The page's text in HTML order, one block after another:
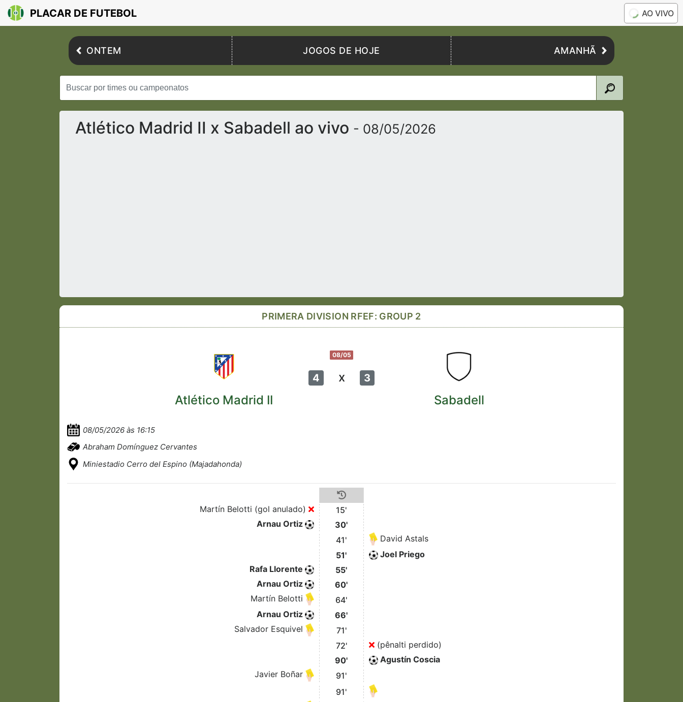
PLACAR DE FUTEBOL AO VIVO
ONTEM JOGOS DE HOJE AMANHÃ
Atlético Madrid II x Sabadell ao vivo - 08/05/2026
PRIMERA DIVISION RFEF: GROUP 2
08/05
4 x 3
Atlético Madrid II Sabadell
08/05/2026 às 16:15
Abraham Domínguez Cervantes
Miniestadio Cerro del Espino (Majadahonda)
Martín Belotti (gol anulado)
15'
Arnau Ortiz
30'
41'
David Astals
51'
Joel Priego
Rafa Llorente
55'
Arnau Ortiz
60'
Martín Belotti
64'
Arnau Ortiz
66'
Salvador Esquivel
71'
72'
(pênalti perdido)
90'
Agustín Coscia
Javier Boñar
91'
91'